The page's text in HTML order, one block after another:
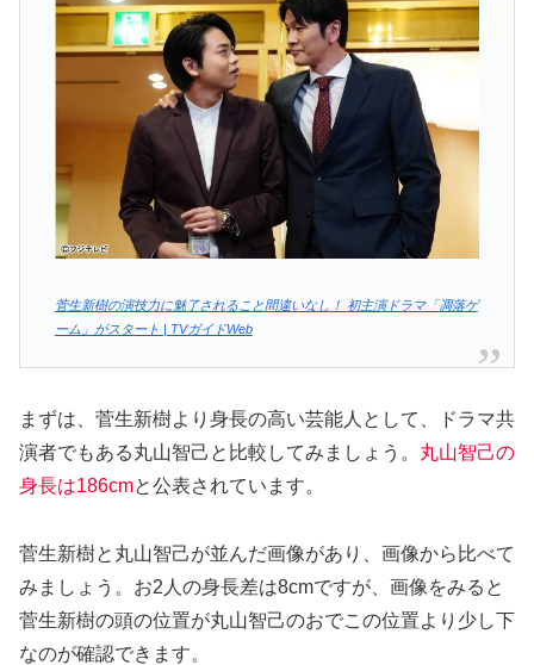
菅生新樹の演技力に魅了されること間違いなし！ 初主演ドラマ「凋落ゲ
ーム」がスタート | TVガイドWeb
まずは、菅生新樹より身長の高い芸能人として、ドラマ共
演者でもある丸山智己と比較してみましょう。 丸山智己の
身長は186cmと公表されています。
菅生新樹と丸山智己が並んだ画像があり、画像から比べて
みましょう。お2人の身長差は8cmですが、画像をみると
菅生新樹の頭の位置が丸山智己のおでこの位置より少し下
なのが確認できます。